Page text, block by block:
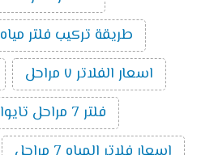
طريقة تركيب فلتر مياه 7 مراحل بالصور
اسعار الفلاتر ٧ مراحل
فلتر 7 مراحل تايواني امريكي